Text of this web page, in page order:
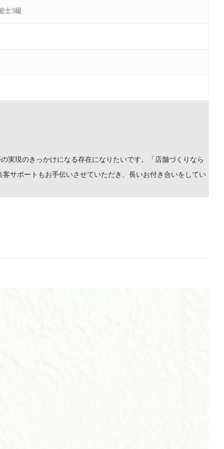
士3級
実現のきっかけになる存在になりたいです。「店舗づくりなら
サポートもお手伝いさせていただき、長いお付き合いをしてい